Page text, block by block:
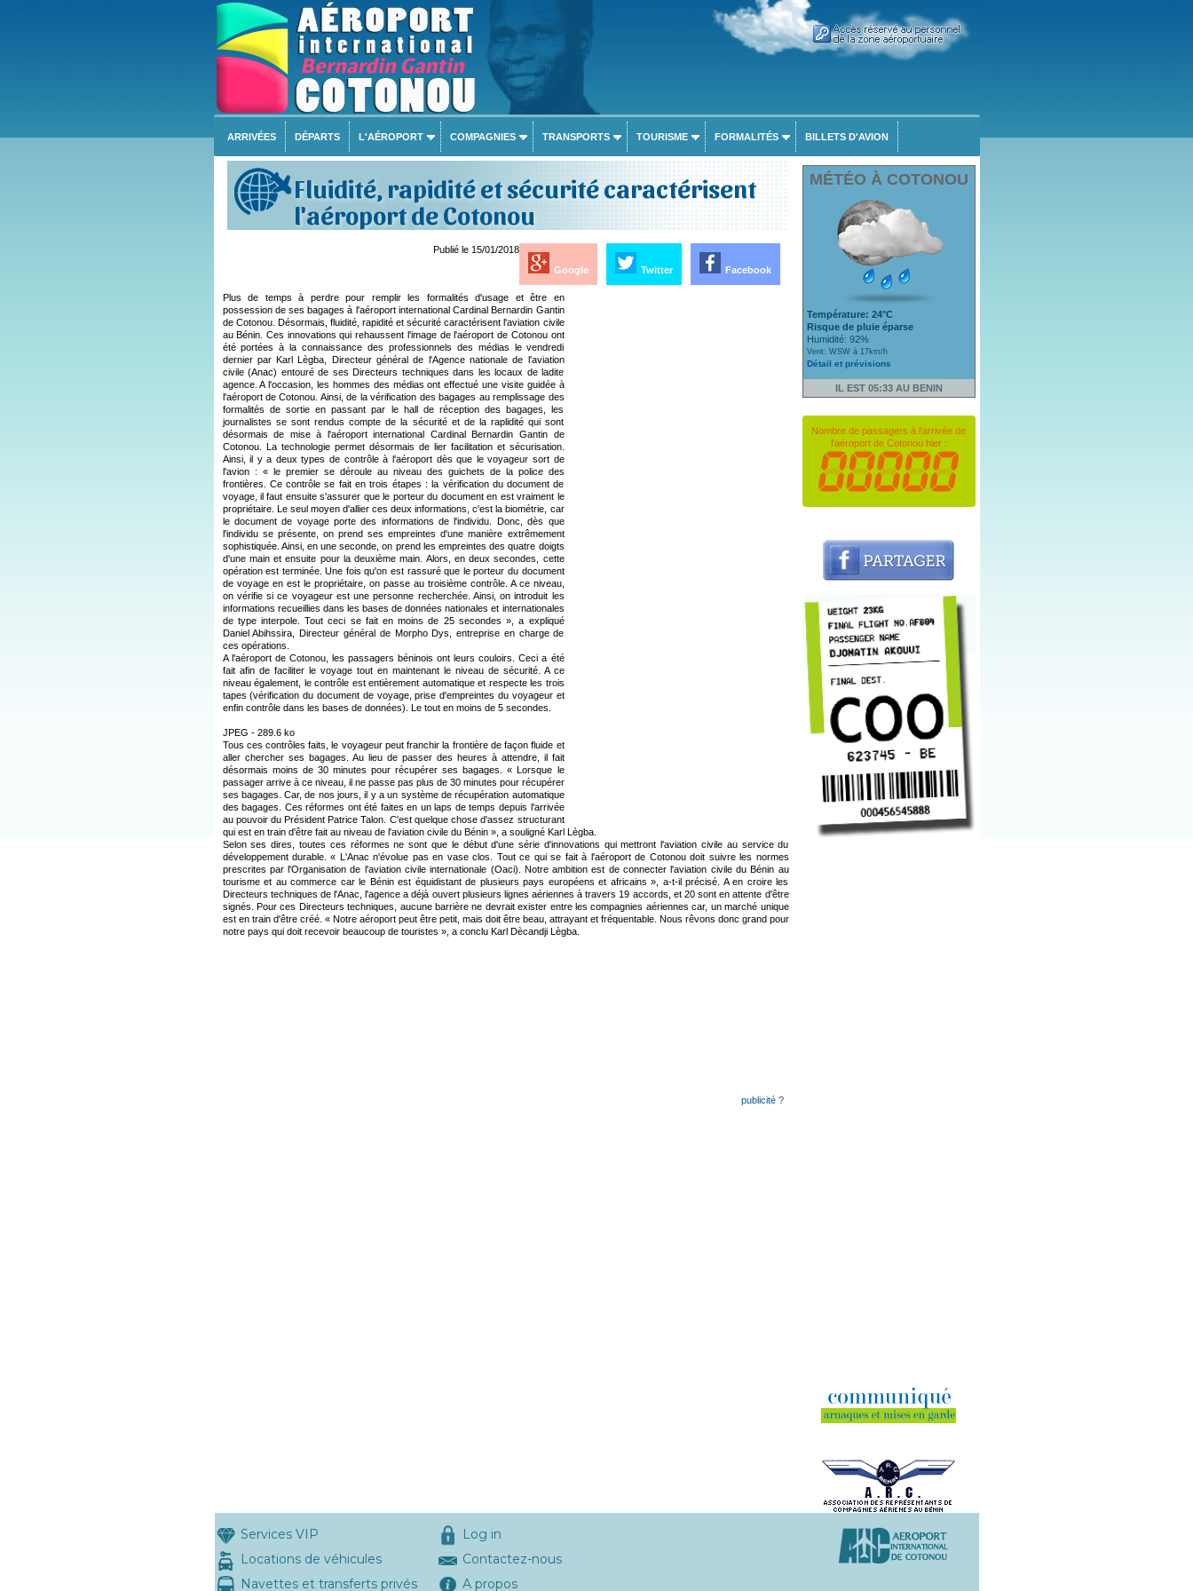
ARRIVÉES DÉPARTS L'AÉROPORT COMPAGNIES TRANSPORTS TOURISME FORMALITÉS BILLETS D'AVION
Fluidité, rapidité et sécurité caractérisent
l'aéroport de Cotonou
Facebook
Twitter
Google
Publié le 15/01/2018
Plus de temps à perdre pour remplir les formalités d'usage et être en
possession de ses bagages à l'aéroport international Cardinal Bernardin Gantin
de Cotonou. Désormais, fluidité, rapidité et sécurité caractérisent l'aviation civile
au Bénin. Ces innovations qui rehaussent l'image de l'aéroport de Cotonou ont
été portées à la connaissance des professionnels des médias le vendredi
dernier par Karl Lègba, Directeur général de l'Agence nationale de l'aviation
civile (Anac) entouré de ses Directeurs techniques dans les locaux de ladite
agence. A l'occasion, les hommes des médias ont effectué une visite guidée à
l'aéroport de Cotonou. Ainsi, de la vérification des bagages au remplissage des
formalités de sortie en passant par le hall de réception des bagages, les
journalistes se sont rendus compte de la sécurité et de la raplidité qui sont
désormais de mise à l'aéroport international Cardinal Bernardin Gantin de
Cotonou. La technologie permet désormais de lier facilitation et sécurisation.
Ainsi, il y a deux types de contrôle à l'aéroport dès que le voyageur sort de
l'avion : « le premier se déroule au niveau des guichets de la police des
frontières. Ce contrôle se fait en trois étapes : la vérification du document de
voyage, il faut ensuite s'assurer que le porteur du document en est vraiment le
propriétaire. Le seul moyen d'allier ces deux informations, c'est la biométrie, car
le document de voyage porte des informations de l'individu. Donc, dès que
l'individu se présente, on prend ses empreintes d'une manière extrêmement
sophistiquée. Ainsi, en une seconde, on prend les empreintes des quatre doigts
d'une main et ensuite pour la deuxième main. Alors, en deux secondes, cette
opération est terminée. Une fois qu'on est rassuré que le porteur du document
de voyage en est le propriétaire, on passe au troisième contrôle. A ce niveau,
on vérifie si ce voyageur est une personne recherchée. Ainsi, on introduit les
informations recueillies dans les bases de données nationales et internationales
de type interpole. Tout ceci se fait en moins de 25 secondes », a expliqué
Daniel Abihssira, Directeur général de Morpho Dys, entreprise en charge de
ces opérations.
A l'aéroport de Cotonou, les passagers béninois ont leurs couloirs. Ceci a été
fait afin de faciliter le voyage tout en maintenant le niveau de sécurité. A ce
niveau également, le contrôle est entièrement automatique et respecte les trois
tapes (vérification du document de voyage, prise d'empreintes du voyageur et
enfin contrôle dans les bases de données). Le tout en moins de 5 secondes.
JPEG - 289.6 ko
Tous ces contrôles faits, le voyageur peut franchir la frontière de façon fluide et
aller chercher ses bagages. Au lieu de passer des heures à attendre, il fait
désormais moins de 30 minutes pour récupérer ses bagages. « Lorsque le
passager arrive à ce niveau, il ne passe pas plus de 30 minutes pour récupérer
ses bagages. Car, de nos jours, il y a un système de récupération automatique
des bagages. Ces réformes ont été faites en un laps de temps depuis l'arrivée
au pouvoir du Président Patrice Talon. C'est quelque chose d'assez structurant
qui est en train d'être fait au niveau de l'aviation civile du Bénin », a souligné Karl Lègba.
Selon ses dires, toutes ces réformes ne sont que le début d'une série d'innovations qui mettront l'aviation civile au service du
développement durable. « L'Anac n'évolue pas en vase clos. Tout ce qui se fait à l'aéroport de Cotonou doit suivre les normes
prescrites par l'Organisation de l'aviation civile internationale (Oaci). Notre ambition est de connecter l'aviation civile du Bénin au
tourisme et au commerce car le Bénin est équidistant de plusieurs pays européens et africains », a-t-il précisé. A en croire les
Directeurs techniques de l'Anac, l'agence a déjà ouvert plusieurs lignes aériennes à travers 19 accords, et 20 sont en attente d'être
signés. Pour ces Directeurs techniques, aucune barrière ne devrait exister entre les compagnies aériennes car, un marché unique
est en train d'être créé. « Notre aéroport peut être petit, mais doit être beau, attrayant et fréquentable. Nous rêvons donc grand pour
notre pays qui doit recevoir beaucoup de touristes », a conclu Karl Dècandji Lègba.
publicité ?
MÉTÉO À COTONOU
Température: 24°C
Risque de pluie éparse
Humidité: 92%
Vent: WSW à 17km/h
Détail et prévisions
IL EST 05:33 AU BENIN
Nombre de passagers à l'arrivée de
l'aéroport de Cotonou hier :
Services VIP
Locations de véhicules
Navettes et transferts privés
Log in
Contactez-nous
A propos